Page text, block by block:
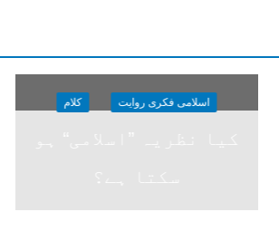
اسلامی فکری روایت کلام
کیا نظریہ ”اسلامی“ ہو